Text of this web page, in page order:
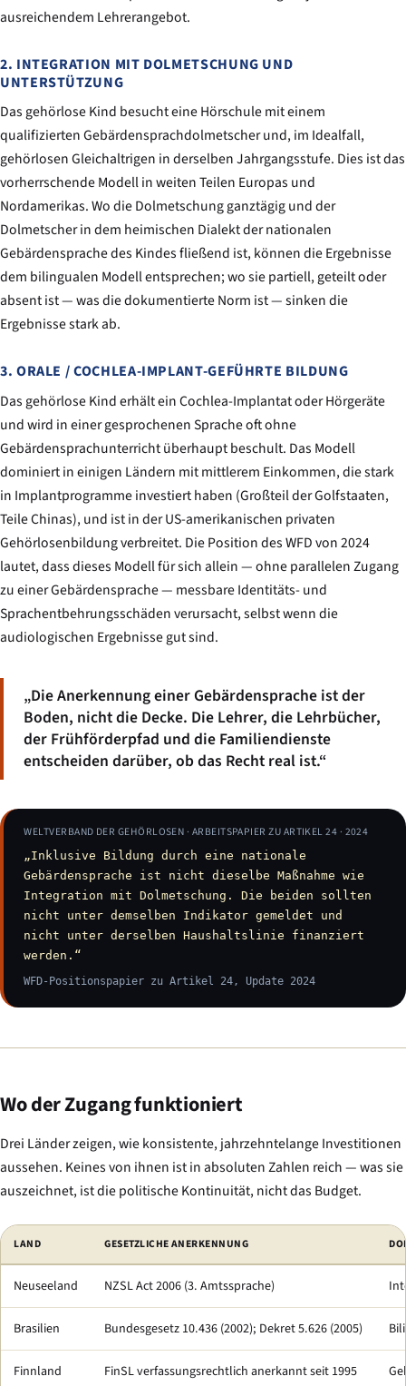
ausreichendem Lehrerangebot.
2. INTEGRATION MIT DOLMETSCHUNG UND
UNTERSTÜTZUNG
Das gehörlose Kind besucht eine Hörschule mit einem
qualifizierten Gebärdensprachdolmetscher und, im Idealfall,
gehörlosen Gleichaltrigen in derselben Jahrgangsstufe. Dies ist das
vorherrschende Modell in weiten Teilen Europas und
Nordamerikas. Wo die Dolmetschung ganztägig und der
Dolmetscher in dem heimischen Dialekt der nationalen
Gebärdensprache des Kindes fließend ist, können die Ergebnisse
dem bilingualen Modell entsprechen; wo sie partiell, geteilt oder
absent ist — was die dokumentierte Norm ist — sinken die
Ergebnisse stark ab.
3. ORALE / COCHLEA-IMPLANT-GEFÜHRTE BILDUNG
Das gehörlose Kind erhält ein Cochlea-Implantat oder Hörgeräte
und wird in einer gesprochenen Sprache oft ohne
Gebärdensprachunterricht überhaupt beschult. Das Modell
dominiert in einigen Ländern mit mittlerem Einkommen, die stark
in Implantprogramme investiert haben (Großteil der Golfstaaten,
Teile Chinas), und ist in der US-amerikanischen privaten
Gehörlosenbildung verbreitet. Die Position des WFD von 2024
lautet, dass dieses Modell für sich allein — ohne parallelen Zugang
zu einer Gebärdensprache — messbare Identitäts- und
Sprachentbehrungsschäden verursacht, selbst wenn die
audiologischen Ergebnisse gut sind.
„Die Anerkennung einer Gebärdensprache ist der
Boden, nicht die Decke. Die Lehrer, die Lehrbücher,
der Frühförderpfad und die Familiendienste
entscheiden darüber, ob das Recht real ist.“
WELTVERBAND DER GEHÖRLOSEN · ARBEITSPAPIER ZU ARTIKEL 24 · 2024
„Inklusive Bildung durch eine nationale
Gebärdensprache ist nicht dieselbe Maßnahme wie
Integration mit Dolmetschung. Die beiden sollten
nicht unter demselben Indikator gemeldet und
nicht unter derselben Haushaltslinie finanziert
werden.“
WFD-Positionspapier zu Artikel 24, Update 2024
Wo der Zugang funktioniert
Drei Länder zeigen, wie konsistente, jahrzehntelange Investitionen
aussehen. Keines von ihnen ist in absoluten Zahlen reich — was sie
auszeichnet, ist die politische Kontinuität, nicht das Budget.
Vergleich von Ländern mit funktionierenden Systemen der
LAND GESETZLICHE ANERKENNUNG
Neuseeland NZSL Act 2006 (3. Amtssprache)
Brasilien Bundesgesetz 10.436 (2002); Dekret 5.626 (2005)
Finnland FinSL verfassungsrechtlich anerkannt seit 1995